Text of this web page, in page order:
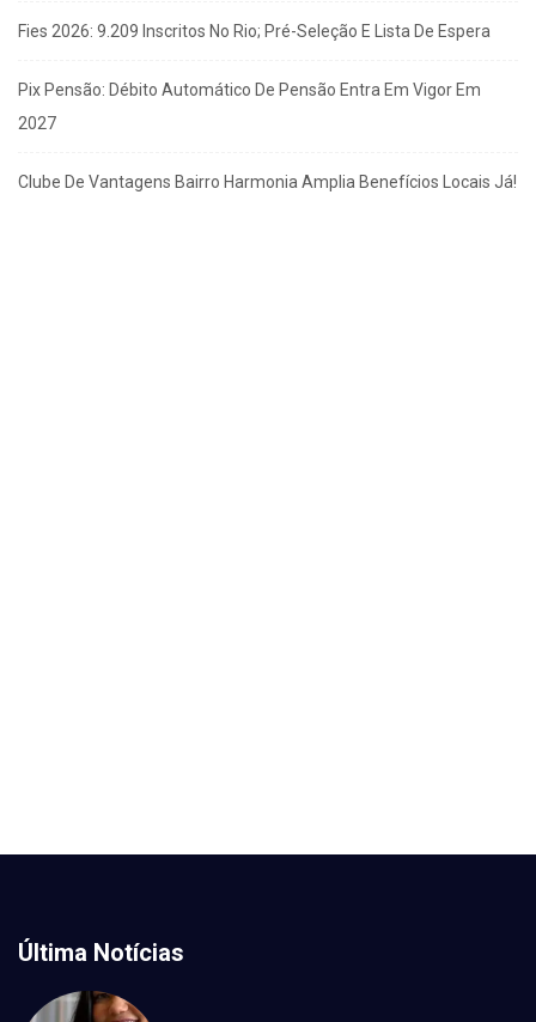
Fies 2026: 9.209 Inscritos No Rio; Pré-Seleção E Lista De Espera
Pix Pensão: Débito Automático De Pensão Entra Em Vigor Em
2027
Clube De Vantagens Bairro Harmonia Amplia Benefícios Locais Já!
Última Notícias